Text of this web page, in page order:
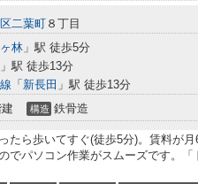
二葉町 ８丁目
林 」駅 徒歩5分
」駅 徒歩13分
「 新長田 」駅 徒歩13分
構造 鉄骨造
たら歩いてすぐ(徒歩5分)。賃料が
でパソコン作業がスムーズです。「